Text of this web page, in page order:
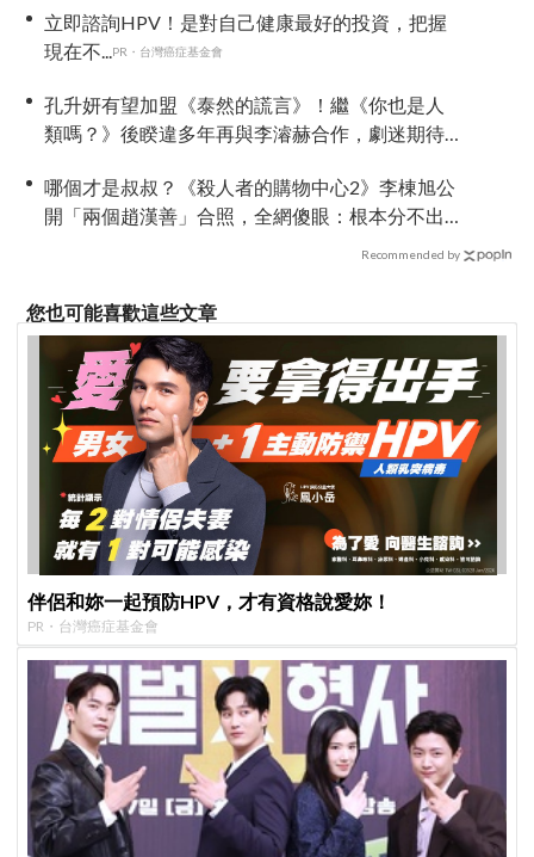
立即諮詢HPV！是對自己健康最好的投資，把握
現在不...PR・台灣癌症基金會
孔升妍有望加盟《泰然的謊言》！繼《你也是人
類嗎？》後睽違多年再與李濬赫合作，劇迷期待
哪個才是叔叔？《殺人者的購物中心2》李棟旭公
開「兩個趙漢善」合照，全網傻眼：根本分不出
Recommended by
您也可能喜歡這些文章
伴侶和妳一起預防HPV，才有資格說愛妳！
PR・台灣癌症基金會